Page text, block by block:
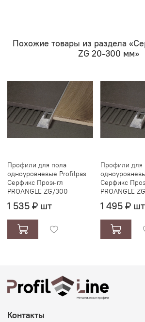
Похожие товары из раздела
ZG 20-300 мм»
Профили для пола
одноуровневые Profilpas
Серфикс Проэнгл
PROANGLE ZG/300
1 535 ₽ шт
Профили для
Серфикс
PROANGLE
1 495 ₽ шт
Контакты